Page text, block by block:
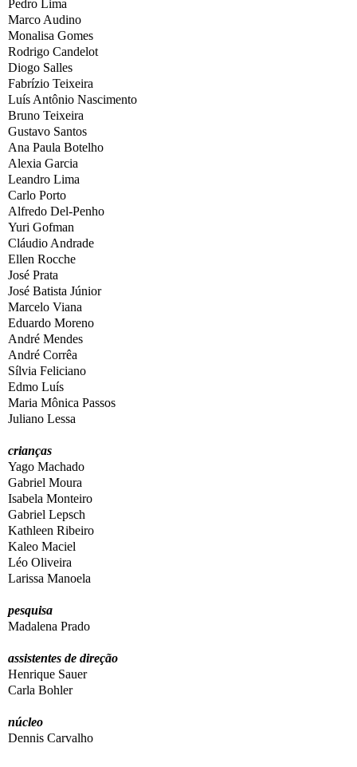
Pedro Lima
Marco Audino
Monalisa Gomes
Rodrigo Candelot
Diogo Salles
Fabrízio Teixeira
Luís Antônio Nascimento
Bruno Teixeira
Gustavo Santos
Ana Paula Botelho
Alexia Garcia
Leandro Lima
Carlo Porto
Alfredo Del-Penho
Yuri Gofman
Cláudio Andrade
Ellen Rocche
José Prata
José Batista Júnior
Marcelo Viana
Eduardo Moreno
André Mendes
André Corrêa
Sílvia Feliciano
Edmo Luís
Maria Mônica Passos
Juliano Lessa
crianças
Yago Machado
Gabriel Moura
Isabela Monteiro
Gabriel Lepsch
Kathleen Ribeiro
Kaleo Maciel
Léo Oliveira
Larissa Manoela
pesquisa
Madalena Prado
assistentes de direção
Henrique Sauer
Carla Bohler
núcleo
Dennis Carvalho